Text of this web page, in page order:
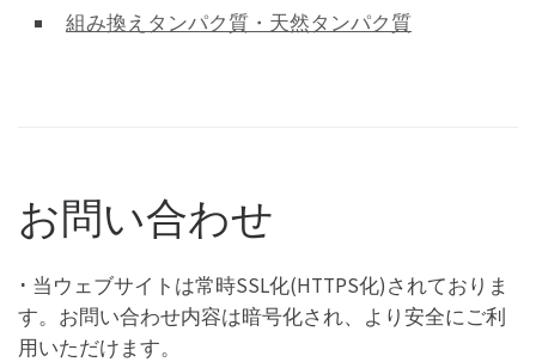
組み換えタンパク質・天然タンパク質
お問い合わせ
･ 当ウェブサイトは常時SSL化(HTTPS化)されておりま
す。お問い合わせ内容は暗号化され、より安全にご利
用いただけます。